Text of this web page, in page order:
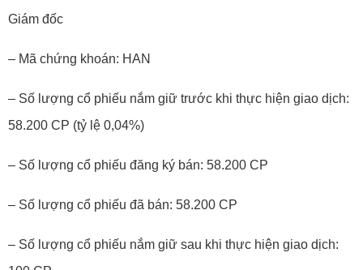
Giám đốc
– Mã chứng khoán: HAN
– Số lượng cổ phiếu nắm giữ trước khi thực hiện giao dịch:
58.200 CP (tỷ lệ 0,04%)
– Số lượng cổ phiếu đăng ký bán: 58.200 CP
– Số lượng cổ phiếu đã bán: 58.200 CP
– Số lượng cổ phiếu nắm giữ sau khi thực hiện giao dịch: